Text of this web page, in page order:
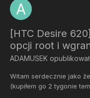
[HTC Desire
opcji root i
ADAMUSEK
Witam serdecznie jako
(kupiłem go 2 tygonie